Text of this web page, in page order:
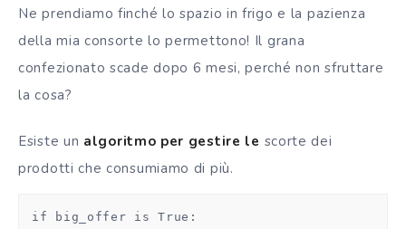
Ne prendiamo finché lo spazio in frigo e la pazienza
della mia consorte lo permettono! Il grana
confezionato scade dopo 6 mesi, perché non sfruttare
la cosa?
Esiste un algoritmo per gestire le scorte dei
prodotti che consumiamo di più.
if big_offer is True: